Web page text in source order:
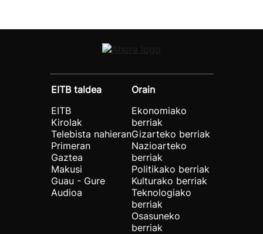
EITB taldea
EITB
Kirolak
Telebista nahieran
Primeran
Gaztea
Makusi
Guau - Gure
Audioa
Orain
Ekonomiako
berriak
Gizarteko berriak
Nazioarteko
berriak
Politikako berriak
Kulturako berriak
Teknologiako
berriak
Osasuneko
berriak